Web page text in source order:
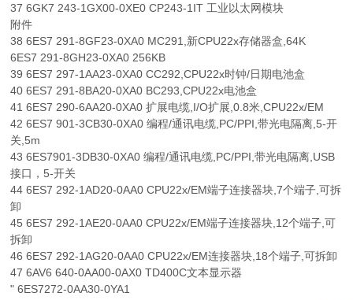
37 6GK7 243-1GX00-0XE0 CP243-1IT 工业以太网模块
附件
38 6ES7 291-8GF23-0XA0 MC291,新CPU22x存储器盒,64K
6ES7 291-8GH23-0XA0 256KB
39 6ES7 297-1AA23-0XA0 CC292,CPU22x时钟/日期电池盒
40 6ES7 291-8BA20-0XA0 BC293,CPU22x电池盒
41 6ES7 290-6AA20-0XA0 扩展电缆,I/O扩展,0.8米,CPU22x/EM
42 6ES7 901-3CB30-0XA0 编程/通讯电缆,PC/PPI,带光电隔离,5-开
关,5m
43 6ES7901-3DB30-0XA0 编程/通讯电缆,PC/PPI,带光电隔离,USB
接口，5-开关
44 6ES7 292-1AD20-0AA0 CPU22x/EM端子连接器块,7个端子,可拆
卸
45 6ES7 292-1AE20-0AA0 CPU22x/EM端子连接器块,12个端子,可
拆卸
46 6ES7 292-1AG20-0AA0 CPU22x/EM连接器块,18个端子,可拆卸
47 6AV6 640-0AA00-0AX0 TD400C文本显示器
" 6ES7272-0AA30-0YA1